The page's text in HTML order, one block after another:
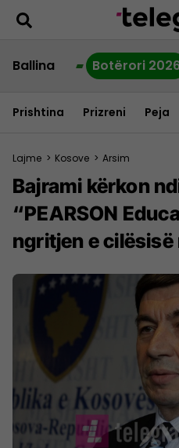
Ballina Botërori
Prishtina Prizreni Peja
Lajme > Kosove > Arsim
Bajrami kërkon
“PEARSON
ngritjen e cilësisë